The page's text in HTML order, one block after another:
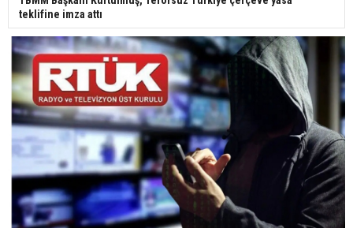
teklifine imza attı